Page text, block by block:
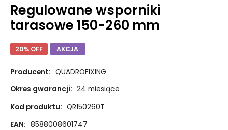
Regulowane wsporniki
tarasowe 150-260 mm
20% OFF AKCJA
Producent: QUADROFIXING
Okres gwarancji: 24 miesiące
Kod produktu: QR150260T
EAN: 8588008601747